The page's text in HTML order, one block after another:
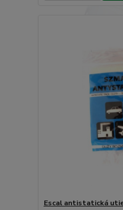
Escal antistatická